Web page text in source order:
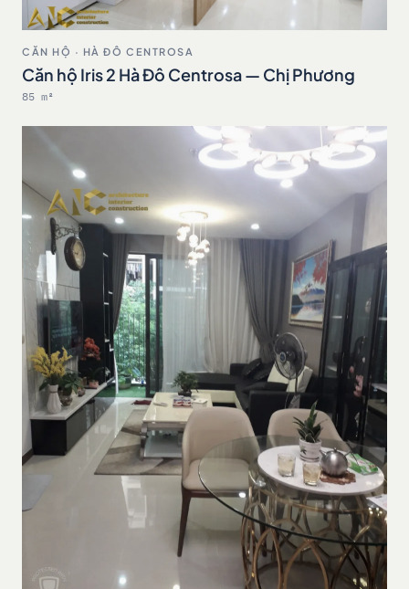
CĂN HỘ · HÀ ĐÔ CENTROSA
Căn hộ Iris 2 Hà Đô Centrosa — Chị Phương
85 m²